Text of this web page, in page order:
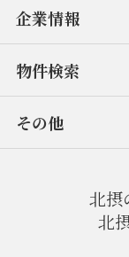
企業情報
物件検索
その他
北摂
北